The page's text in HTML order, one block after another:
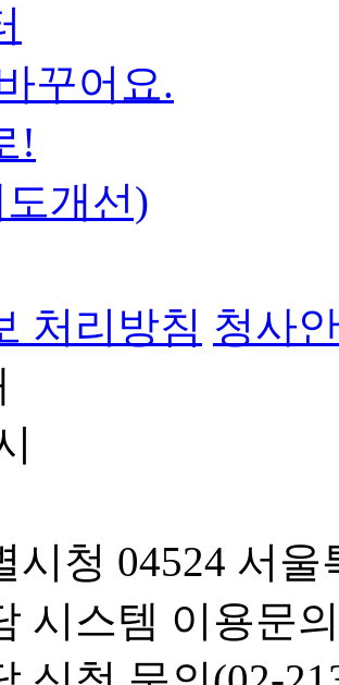
꾸어요.
!
도개선)
처리방침 청사
시청 04524 서
시스템 이용문